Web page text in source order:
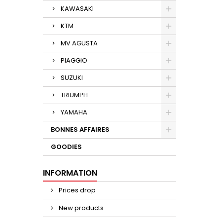
KAWASAKI
KTM
MV AGUSTA
PIAGGIO
SUZUKI
TRIUMPH
YAMAHA
BONNES AFFAIRES
GOODIES
INFORMATION
Prices drop
New products